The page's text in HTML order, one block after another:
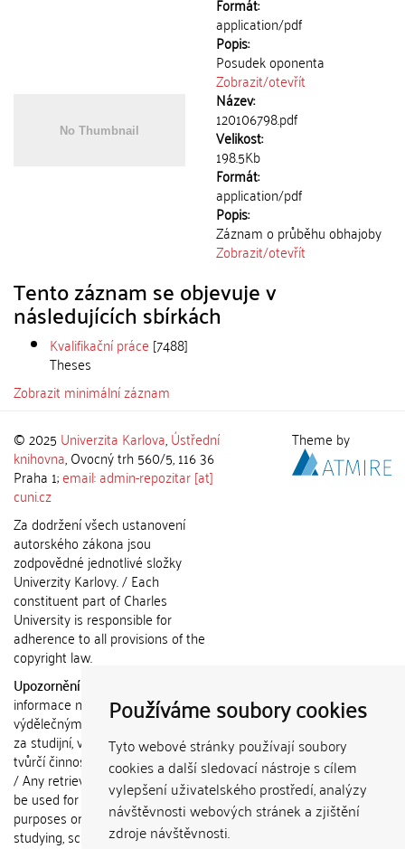
Používáme soubory cookies
Tyto webové stránky používají soubory
cookies a další sledovací nástroje s cílem
vylepšení uživatelského prostředí, analýzy
návštěvnosti webových stránek a zjištění
zdroje návštěvnosti.
application/pdf
Popis:
Posudek oponenta
Zobrazit/otevřít
Název:
120106798.pdf
Velikost:
198.5Kb
Formát:
application/pdf
Popis:
Záznam o průběhu obhajoby
Zobrazit/otevřít
Tento záznam se objevuje v
následujících sbírkách
Kvalifikační práce [7488]
Theses
Zobrazit minimální záznam
© 2025 Univerzita Karlova,Ústřední
knihovna, Ovocný trh 560/5, 116 36
Praha 1;email: admin-repozitar [at]
cuni.cz
Za dodržení všech ustanovení
autorského zákona jsou
zodpovědné jednotlivé složky
Univerzity Karlovy. / Each
constituent part of Charles
University is responsible for
adherence to all provisions of the
copyright law.
Upozornění / Notice:
informace nemohou být použity k
výdělečným účelům nebo vydávány
za studijní, vědeckou nebo jinou
tvůrčí činnost jiné osoby než autora.
/ Any retrieved information shall not
be used for any commercial
purposes or claimed as results of
studying, scientific or any other
Theme by